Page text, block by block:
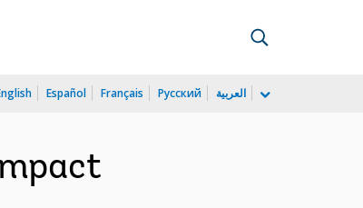
Español Français Русский العربية